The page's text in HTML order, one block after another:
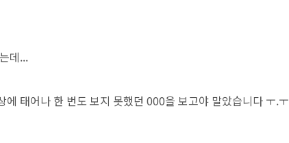
데...
태어나 한 번도 보지 못했던 000을 보고야 말았습니다 ㅜ.ㅜ